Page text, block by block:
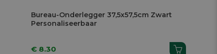
Bureau-Onderlegger 37,5x57,5cm Zwart
Personaliseerbaar
€ 8.30